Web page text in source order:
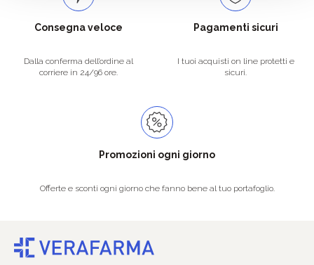
Consegna veloce
Dalla conferma dell’ordine al
corriere in 24/96 ore.
Pagamenti sicuri
I tuoi acquisti on line protetti e
sicuri.
Promozioni ogni giorno
Offerte e sconti ogni giorno che fanno bene al tuo portafoglio.